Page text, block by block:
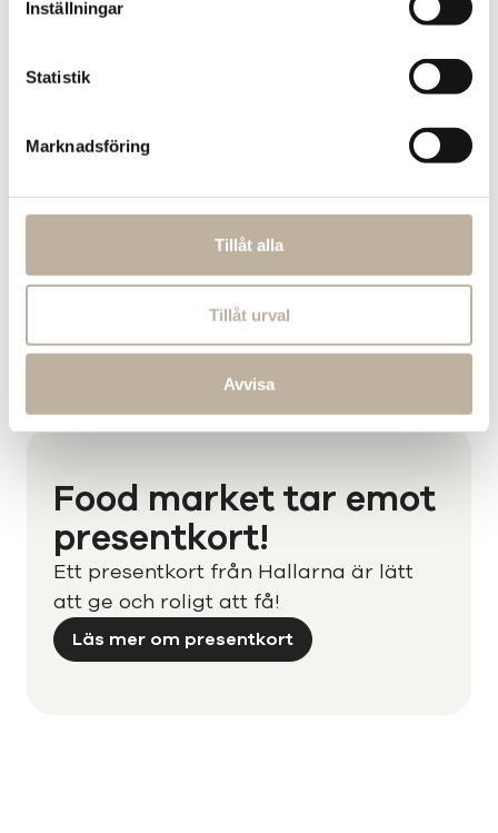
Inställningar
Statistik
Marknadsföring
Tillåt alla
Tillåt urval
Avvisa
10%
Gäller t.o.m. 31 dec, 2026,visa villkor
Food market tar emot
presentkort!
Ett presentkort från Hallarna är lätt
att ge och roligt att få!
Läs mer om presentkort